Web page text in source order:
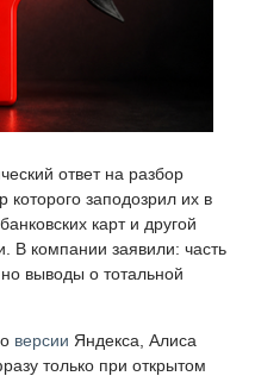
ответ на разбор
которого заподозрил их в
карт и другой
компании заявили: часть
выводы о тотальной
версии Яндекса, Алиса
только при открытом